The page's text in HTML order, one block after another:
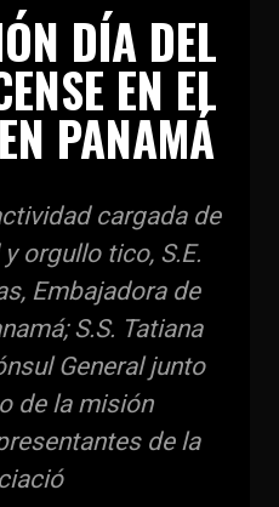
DÍA DEL
EN EL
PANAMÁ
cargada de
orgullo tico, S.E.
Embajadora de
S.S. Tatiana
General junto
de la misión
de la